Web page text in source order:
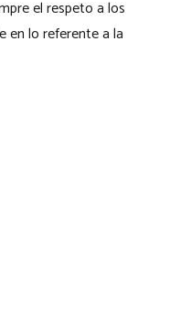
el respeto a los
en lo referente a la